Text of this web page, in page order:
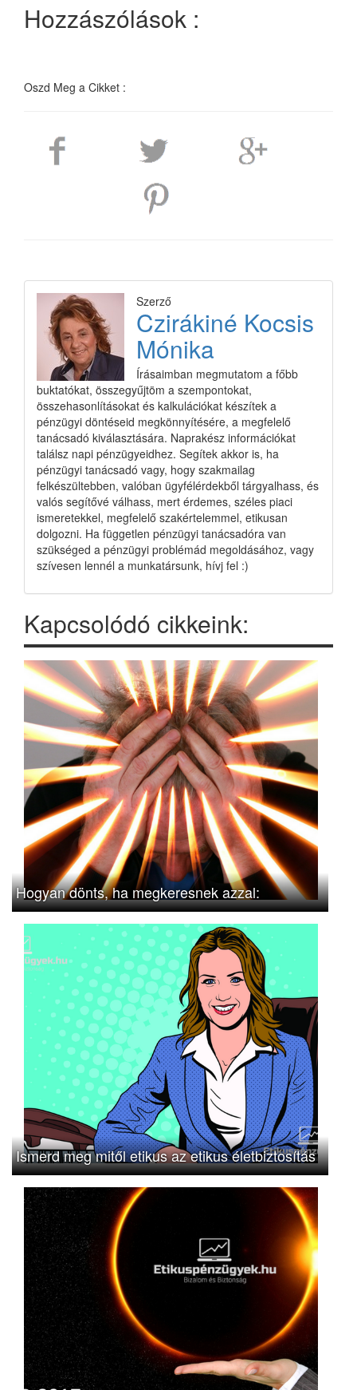
Hozzászólások :
Oszd Meg a Cikket :
Szerző
Czirákiné Kocsis
Mónika
Írásaimban megmutatom a főbb
buktatókat, összegyűjtöm a szempontokat,
összehasonlításokat és kalkulációkat készítek a
pénzügyi döntéseid megkönnyítésére, a megfelelő
tanácsadó kiválasztására. Naprakész információkat
találsz napi pénzügyeidhez. Segítek akkor is, ha
pénzügyi tanácsadó vagy, hogy szakmailag
felkészültebben, valóban ügyfélérdekből tárgyalhass, és
valós segítővé válhass, mert érdemes, széles piaci
ismeretekkel, megfelelő szakértelemmel, etikusan
dolgozni. Ha független pénzügyi tanácsadóra van
szükséged a pénzügyi problémád megoldásához, vagy
szívesen lennél a munkatársunk, hívj fel :)
Kapcsolódó cikkeink:
Hogyan dönts, ha megkeresnek azzal:
Ismerd meg mitől etikus az etikus életbiztosítás